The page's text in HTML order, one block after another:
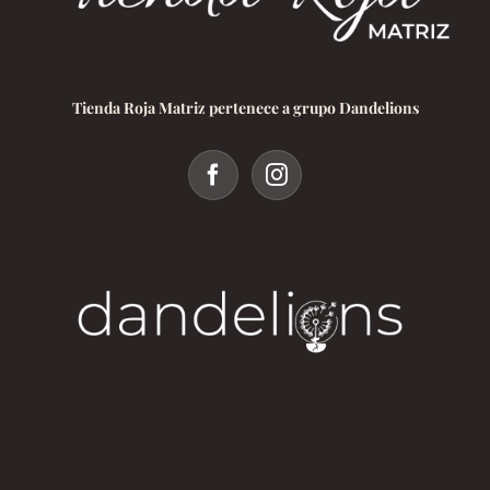
Tienda Roja Matriz pertenece a grupo Dandelions